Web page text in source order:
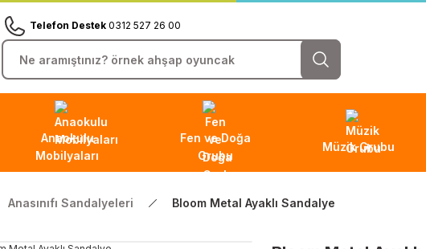
Telefon Destek 0312 527 26 00
Anaokulu
Mobilyaları
Fen ve Doğa
Grubu
Müzik Grubu
Anasınıfı Sandalyeleri Bloom Metal Ayaklı Sandalye